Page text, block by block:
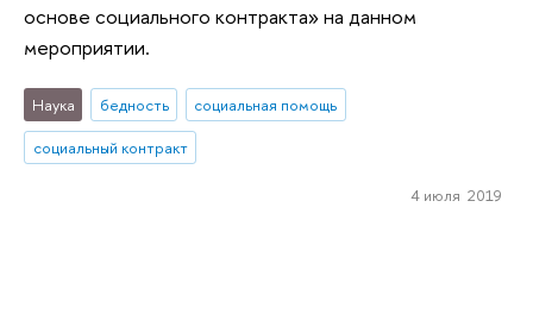
основе социального контракта» на данном
мероприятии.
Наука бедность
социальная помощь
социальный контракт
4 июля 2019